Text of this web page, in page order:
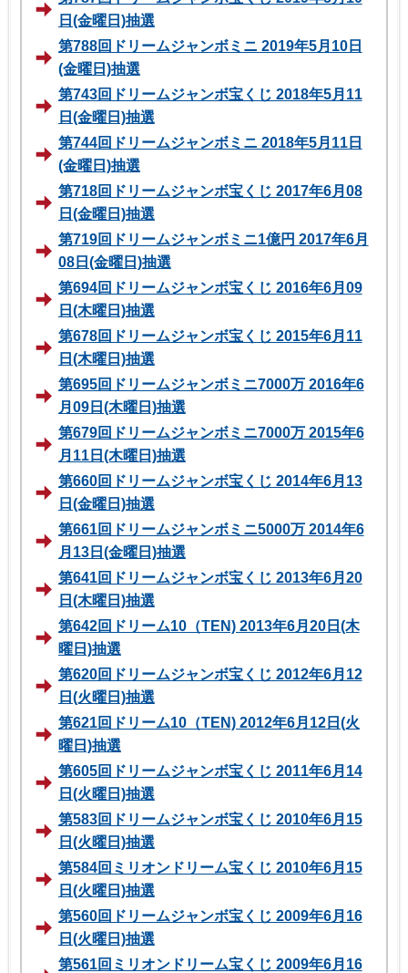
日(金曜日)抽選
第788回ドリームジャンボミニ 2019年5月10日
(金曜日)抽選
第743回ドリームジャンボ宝くじ 2018年5月11
日(金曜日)抽選
第744回ドリームジャンボミニ 2018年5月11日
(金曜日)抽選
第718回ドリームジャンボ宝くじ 2017年6月08
日(金曜日)抽選
第719回ドリームジャンボミニ1億円 2017年6月
08日(金曜日)抽選
第694回ドリームジャンボ宝くじ 2016年6月09
日(木曜日)抽選
第678回ドリームジャンボ宝くじ 2015年6月11
日(木曜日)抽選
第695回ドリームジャンボミニ7000万 2016年6
月09日(木曜日)抽選
第679回ドリームジャンボミニ7000万 2015年6
月11日(木曜日)抽選
第660回ドリームジャンボ宝くじ 2014年6月13
日(金曜日)抽選
第661回ドリームジャンボミニ5000万 2014年6
月13日(金曜日)抽選
第641回ドリームジャンボ宝くじ 2013年6月20
日(木曜日)抽選
第642回ドリーム10（TEN) 2013年6月20日(木
曜日)抽選
第620回ドリームジャンボ宝くじ 2012年6月12
日(火曜日)抽選
第621回ドリーム10（TEN) 2012年6月12日(火
曜日)抽選
第605回ドリームジャンボ宝くじ 2011年6月14
日(火曜日)抽選
第583回ドリームジャンボ宝くじ 2010年6月15
日(火曜日)抽選
第584回ミリオンドリーム宝くじ 2010年6月15
日(火曜日)抽選
第560回ドリームジャンボ宝くじ 2009年6月16
日(火曜日)抽選
第561回ミリオンドリーム宝くじ 2009年6月16